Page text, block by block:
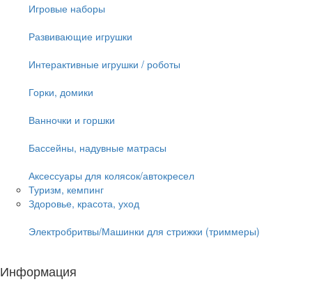
Игровые наборы
Развивающие игрушки
Интерактивные игрушки / роботы
Горки, домики
Ванночки и горшки
Бассейны, надувные матрасы
Аксессуары для колясок/автокресел
Туризм, кемпинг
Здоровье, красота, уход
Электробритвы/Машинки для стрижки (триммеры)
Информация